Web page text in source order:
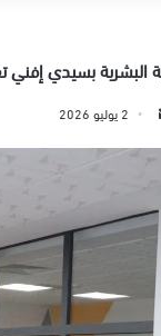
البشرية بسيدي
ب
ر
ي
د
2 يوليو 2026